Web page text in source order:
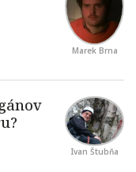
Marek Brna
Ivan Štubňa